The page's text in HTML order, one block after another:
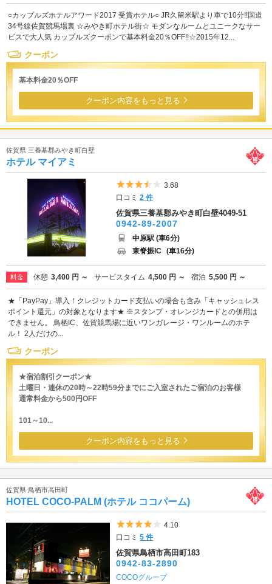
○カップルズホテルアワード2017 受賞ホテル○ JR久留米駅より車で10分!!国道
34号線佐賀競馬場裏 ☆みやき町ホテル街☆ モダンなルームとユニークなサー
ビスで大人気 カップルズクーポンで基本料金20％OFF!!☆2015年12...
クーポン
基本料金20％OFF
クーポン内容をもっと見る
佐賀県 三養基郡みやき町白壁
ホテル マイアミ
5つ星のうち3.5
3.68
口コミ2 件
佐賀県三養基郡みやき町白壁4049-51
0942-89-2007
中原駅 (車6分)
東脊振IC (車16分)
料金 休憩 3,400 円 ～ サービスタイム 4,500 円 ～ 宿泊 5,500 円 ～
★「PayPay」導入！クレジットカード支払いの場合も含み「キャッシュレス
ポイント還元」の対象となります★ ※スタンプ・オレンジカードとの併用は
できません。 鳥栖IC、佐賀競馬場に近いワンガレージ・ワンルームのホテ
ル！ 2人だけの...
クーポン
★宿泊割引クーポン★
土曜日・連休の20時～22時59分までにご入室されたご宿泊のお客様
通常料金から500円OFF
101～10...
クーポン内容をもっと見る
佐賀県 鳥栖市高田町
HOTEL COCO-PALM (ホテル ココパーム)
5つ星のうち4
4.10
口コミ5 件
佐賀県鳥栖市高田町183
0942-83-2890
COCOグループ